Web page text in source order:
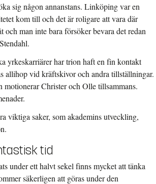
sig någon annanstans. Linköping var en
kom till och det är roligare att vara där
och man inte bara försöker bevara det redan
yrkeskarriärer har trion haft en fin kontakt
allihop vid kräftskivor och andra tillställningar.
motionerar Christer och Olle tillsammans.
viktiga saker, som akademins utveckling,
tid
under ett halvt sekel finns mycket att tänka
säkerligen att göras under den